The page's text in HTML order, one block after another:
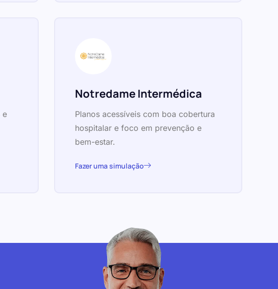
e
Notredame Intermédica
Planos acessíveis com boa cobertura
hospitalar e foco em prevenção e
bem-estar.
Fazer uma simulação